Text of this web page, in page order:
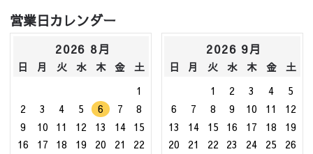
営業日カレンダー
2026 8月
日 月 火 水 木 金
土
1
2
3 4 5 6 7
8
9
10 11 12 13 14
15
16
17 18 19 20 21
22
2026 9月
日 月 火 水 木 金
土
1
2 3 4
5
6
7 8 9 10 11
12
13
14 15 16 17 18
19
20
21 22 23 24 25
26